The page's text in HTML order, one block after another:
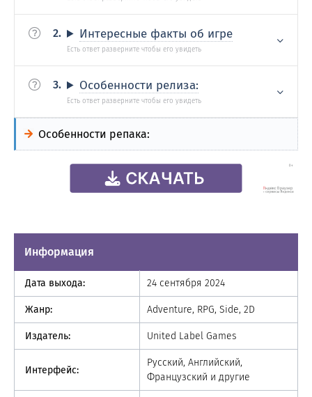
Интересные факты об игре
Особенности релиза:
Особенности репака:
Информация
Дата выхода: 24 сентября 2024
Жанр: Adventure, RPG, Side, 2D
Издатель: United Label Games
Интерфейс:
Русский, Английский,
Французский и другие